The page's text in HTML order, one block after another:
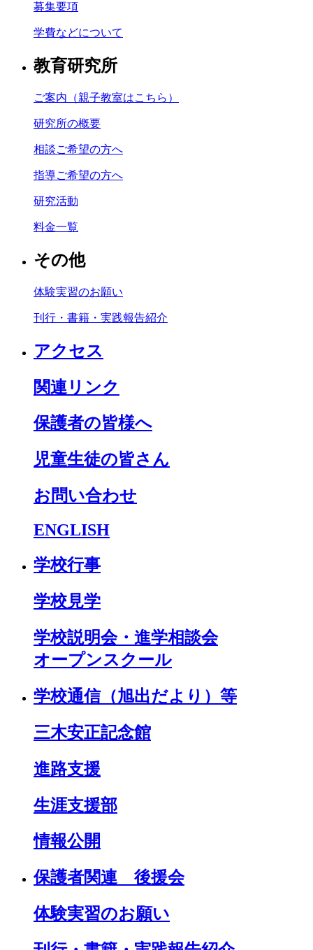
募集要項
学費などについて
教育研究所
ご案内（親子教室はこちら）
研究所の概要
相談ご希望の方へ
指導ご希望の方へ
研究活動
料金一覧
その他
体験実習のお願い
刊行・書籍・実践報告紹介
アクセス
関連リンク
保護者の皆様へ
児童生徒の皆さん
お問い合わせ
ENGLISH
学校行事
学校見学
学校説明会・進学相談会
オープンスクール
学校通信（旭出だより）等
三木安正記念館
進路支援
生涯支援部
情報公開
保護者関連 後援会
体験実習のお願い